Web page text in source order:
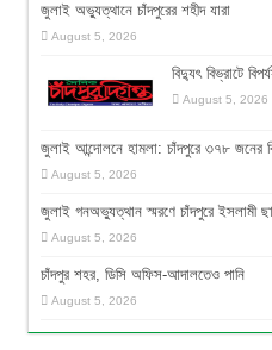
জুলাই অভ্যুত্থানে চাঁদপুরের শহীদ যারা
August 5, 2026
বিদ্যুৎ বিভ্রাটে
August 5, 2026
জুলাই আন্দোলনে হামলা: চাঁদপুরে ৩৭৮ জনের
August 5, 2026
জুলাই গনঅভ্যুত্থান স্মরণে চাঁদপুরে ইসলামী
August 5, 2026
চাঁদপুর শহর, ডিসি অফিস-আদালতেও পানি
August 5, 2026